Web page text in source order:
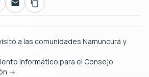
a las comunidades Namuncurá y
informático para el Consejo
→